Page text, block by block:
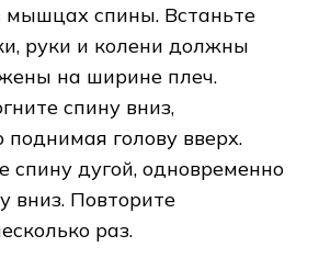
мышцах спины. Встаньте
руки и колени должны
на ширине плеч.
спину вниз,
голову вверх.
спину дугой, одновременно
вниз. Повторите
раз.